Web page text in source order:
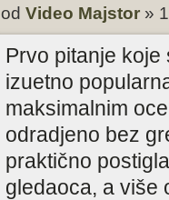
od Video Majstor »
Prvo pitanje
izuetno
maksimalnim
odradjeno bez
praktično
gledaoca, a više